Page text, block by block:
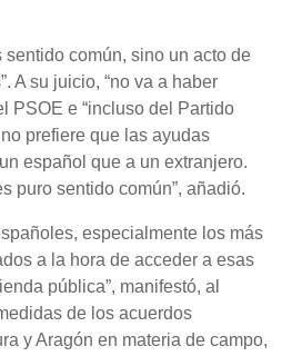
sentido común, sino un acto de
A su juicio, “no va a haber
PSOE e “incluso del Partido
prefiere que las ayudas
español que a un extranjero.
puro sentido común”, añadió.
especialmente los más
a la hora de acceder a esas
pública”, manifestó, al
de los acuerdos
y Aragón en materia de campo,